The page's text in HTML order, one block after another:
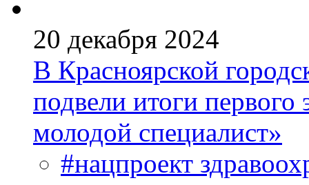
20 декабря 2024
В Красноярской
подвели итоги
молодой специалист»
#нацпроект